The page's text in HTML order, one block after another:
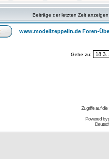
Beiträge der letzten Zeit
www.modellzeppelin.de Foren-
Gehe zu:
Zugriffe auf
Powered by